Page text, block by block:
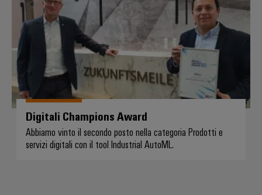
Digitali Champions Award
Abbiamo vinto il secondo posto nella categoria Prodotti e
servizi digitali con il tool Industrial AutoML.